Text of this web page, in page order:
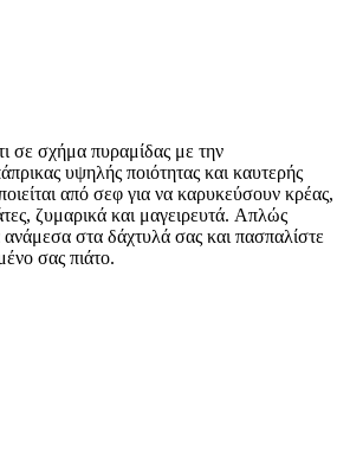
σε σχήμα πυραμίδας με την
υψηλής ποιότητας και καυτερής
από σεφ για να καρυκεύσουν κρέας,
ζυμαρικά και μαγειρευτά. Απλώς
στα δάχτυλά σας και πασπαλίστε
σας πιάτο.